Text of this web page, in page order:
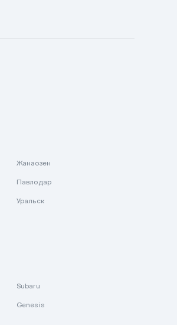
Жанаозен
Павлодар
Уральск
Subaru
Genesis